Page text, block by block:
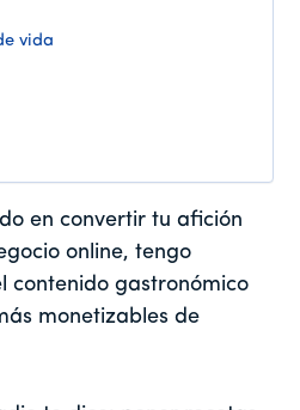
vida
en convertir tu afición
online, tengo
contenido gastronómico
monetizables de